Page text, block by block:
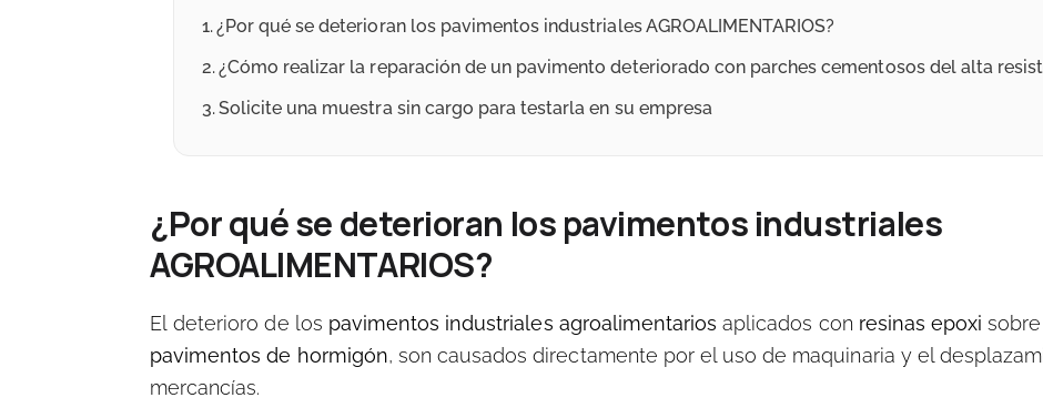
¿Por qué se deterioran los pavimentos industriales AGROALIMENTARIOS?
¿Cómo realizar la reparación de un pavimento deteriorado con parches cementosos del alta
Solicite una muestra sin cargo para testarla en su empresa
¿Por qué se deterioran los pavimentos industriales
AGROALIMENTARIOS?
El deterioro de los pavimentos industriales agroalimentarios aplicados con resinas epoxi sobre
pavimentos de hormigón, son causados directamente por el uso de maquinaria y el
mercancías.